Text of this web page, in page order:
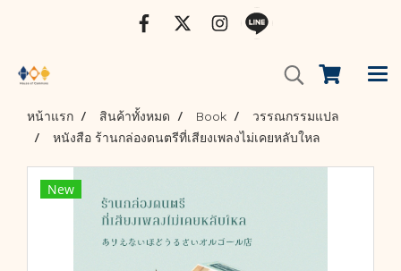
หน้าแรก สินค้าทั้งหมด Book
วรรณกรรมแปล
หนังสือ ร้านกล่องดนตรีที่เสียงเพลงไม่เคยหลับใหล
New